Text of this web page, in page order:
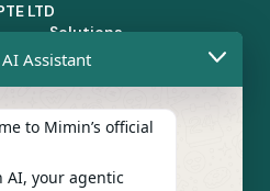
LTD
Solutions
Retail and
Health and
Food and
Assistant
to Mimin’s official
AI, your agentic